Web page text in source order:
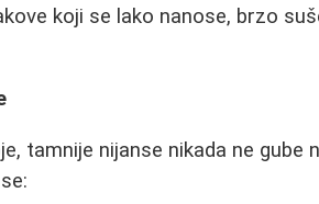
koji se lako nanose, brzo
tamnije nijanse nikada ne gube